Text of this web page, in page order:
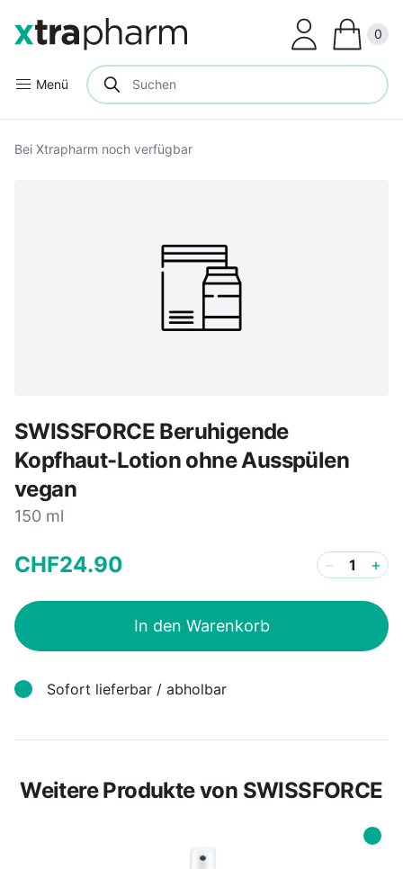
Menü
0
Bei Xtrapharm noch verfügbar
SWISSFORCE Beruhigende
Kopfhaut-Lotion ohne Ausspülen
vegan
150 ml
CHF24.90 − +
In den Warenkorb
Sofort lieferbar / abholbar
Weitere Produkte von SWISSFORCE